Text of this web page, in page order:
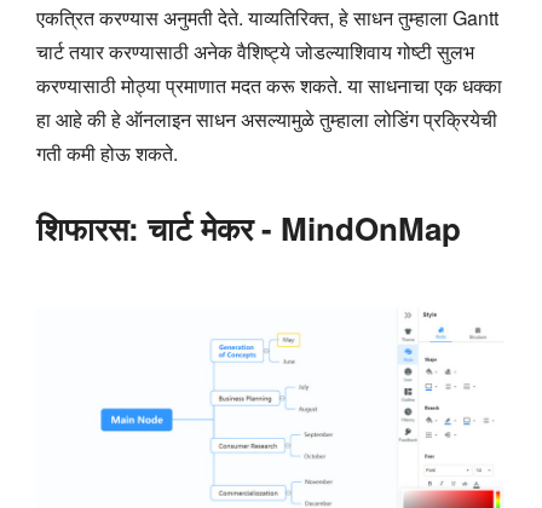
एकत्रित करण्यास अनुमती देते. याव्यतिरिक्त, हे साधन तुम्हाला Gantt
चार्ट तयार करण्यासाठी अनेक वैशिष्ट्ये जोडल्याशिवाय गोष्टी सुलभ
करण्यासाठी मोठ्या प्रमाणात मदत करू शकते. या साधनाचा एक धक्का
हा आहे की हे ऑनलाइन साधन असल्यामुळे तुम्हाला लोडिंग प्रक्रियेची
गती कमी होऊ शकते.
शिफारस: चार्ट मेकर - MindOnMap